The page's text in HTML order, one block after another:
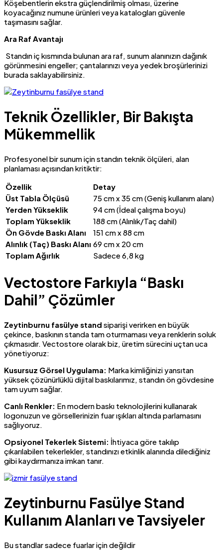
Köşebentlerin ekstra güçlendirilmiş olması, üzerine
koyacağınız numune ürünleri veya katalogları güvenle
taşımasını sağlar.
Ara Raf Avantajı
Standın iç kısmında bulunan ara raf, sunum alanınızın dağınık
görünmesini engeller; çantalarınızı veya yedek broşürlerinizi
burada saklayabilirsiniz.
Teknik Özellikler, Bir Bakışta
Mükemmellik
Profesyonel bir sunum için standın teknik ölçüleri, alan
planlaması açısından kritiktir:
Özellik
Detay
Üst Tabla Ölçüsü
75 cm x 35 cm (Geniş kullanım alanı)
Yerden Yükseklik
94 cm (İdeal çalışma boyu)
Toplam Yükseklik
188 cm (Alınlık/Taç dahil)
Ön Gövde Baskı Alanı
151 cm x 88 cm
Alınlık (Taç) Baskı Alanı 69 cm x 20 cm
Toplam Ağırlık
Sadece 6,8 kg
Vectostore Farkıyla “Baskı
Dahil” Çözümler
Zeytinburnu fasülye stand siparişi verirken en büyük
çekince, baskının standa tam oturmaması veya renklerin soluk
çıkmasıdır. Vectostore olarak biz, üretim sürecini uçtan uca
yönetiyoruz:
Kusursuz Görsel Uygulama: Marka kimliğinizi yansıtan
yüksek çözünürlüklü dijital baskılarımız, standın ön gövdesine
tam uyum sağlar.
Canlı Renkler: En modern baskı teknolojilerini kullanarak
logonuzun ve görsellerinizin fuar ışıkları altında parlamasını
sağlıyoruz.
Opsiyonel Tekerlek Sistemi: İhtiyaca göre takılıp
çıkarılabilen tekerlekler, standınızı etkinlik alanında dilediğiniz
gibi kaydırmanıza imkan tanır.
Zeytinburnu Fasülye Stand
Kullanım Alanları ve Tavsiyeler
Bu standlar sadece fuarlar için değildir